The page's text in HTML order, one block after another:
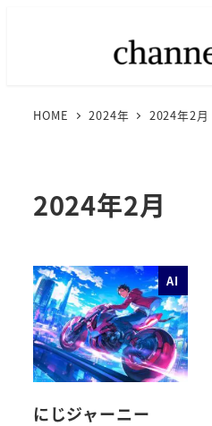
HOME 2024年 2024年2月
2024年2月
AI
にじジャーニー